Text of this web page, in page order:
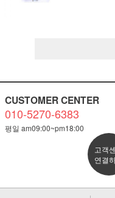
CUSTOMER CENTER
010-5270-6383
평일 am09:00~pm18:00
고객
연결